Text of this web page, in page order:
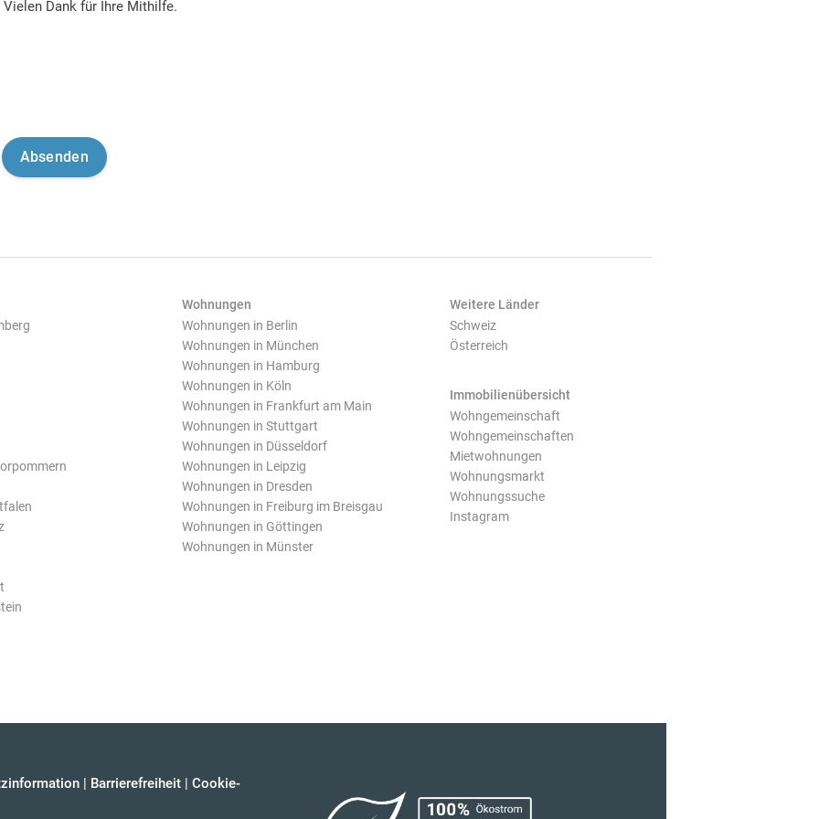
Vielen Dank für Ihre Mithilfe.
Wohnungen
Wohnungen in Berlin
Wohnungen in München
Wohnungen in Hamburg
Wohnungen in Köln
Wohnungen in Frankfurt am Main
Wohnungen in Stuttgart
Wohnungen in Düsseldorf
Wohnungen in Leipzig
Wohnungen in Dresden
Wohnungen in Freiburg im Breisgau
Wohnungen in Göttingen
Wohnungen in Münster
Weitere Länder
Schweiz
Österreich
Immobilienübersicht
Wohngemeinschaft
Wohngemeinschaften
Mietwohnungen
Wohnungsmarkt
Wohnungssuche
Instagram
| Barrierefreiheit | Cookie-